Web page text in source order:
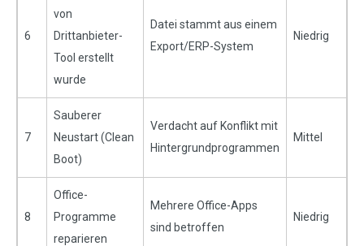
6
von
Drittanbieter-
Tool erstellt
wurde
Datei stammt aus einem
Export/ERP-System
Niedrig
7
Sauberer
Neustart (Clean
Boot)
Verdacht auf Konflikt mit
Hintergrundprogrammen
Mittel
8
Office-
Programme
reparieren
Mehrere Office-Apps
sind betroffen
Niedrig